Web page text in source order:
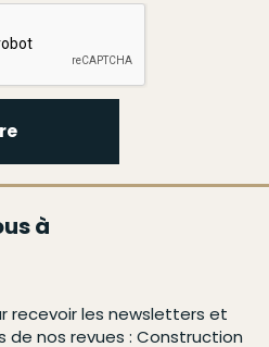
à
recevoir les newsletters et
de nos revues : Construction